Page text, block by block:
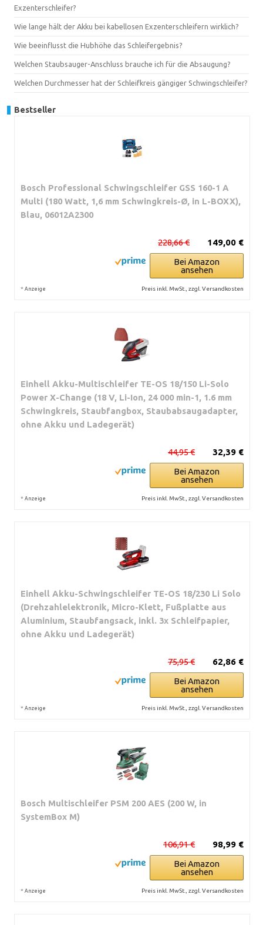
Exzenterschleifer?
Wie lange hält der Akku bei kabellosen Exzenterschleifern wirklich?
Wie beeinflusst die Hubhöhe das Schleifergebnis?
Welchen Staubsauger-Anschluss brauche ich für die Absaugung?
Welchen Durchmesser hat der Schleifkreis gängiger Schwingschleifer?
Bestseller
Bosch Professional Schwingschleifer GSS 160-1 A
Multi (180 Watt, 1,6 mm Schwingkreis-Ø, in L-BOXX),
Blau, 06012A2300
149,00 €
228,66 €
Bei Amazon
ansehen
* Anzeige Preis inkl. MwSt., zzgl. Versandkosten
Einhell Akku-Multischleifer TE-OS 18/150 Li-Solo
Power X-Change (18 V, Li-Ion, 24 000 min-1, 1.6 mm
Schwingkreis, Staubfangbox, Staubabsaugadapter,
ohne Akku und Ladegerät)
32,39 €
44,95 €
Bei Amazon
ansehen
* Anzeige Preis inkl. MwSt., zzgl. Versandkosten
Einhell Akku-Schwingschleifer TE-OS 18/230 Li Solo
(Drehzahlelektronik, Micro-Klett, Fußplatte aus
Aluminium, Staubfangsack, inkl. 3x Schleifpapier,
ohne Akku und Ladegerät)
62,86 €
75,95 €
Bei Amazon
ansehen
* Anzeige Preis inkl. MwSt., zzgl. Versandkosten
Bosch Multischleifer PSM 200 AES (200 W, in
SystemBox M)
98,99 €
106,91 €
Bei Amazon
ansehen
* Anzeige Preis inkl. MwSt., zzgl. Versandkosten